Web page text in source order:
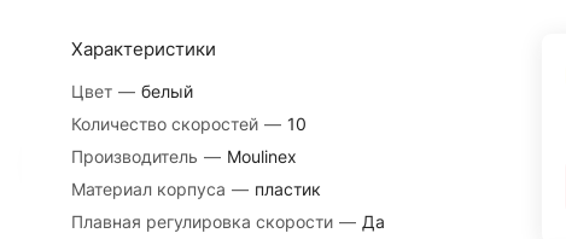
Характеристики
Цвет — белый
Количество скоростей — 10
Производитель — Moulinex
Материал корпуса — пластик
Плавная регулировка скорости — Да